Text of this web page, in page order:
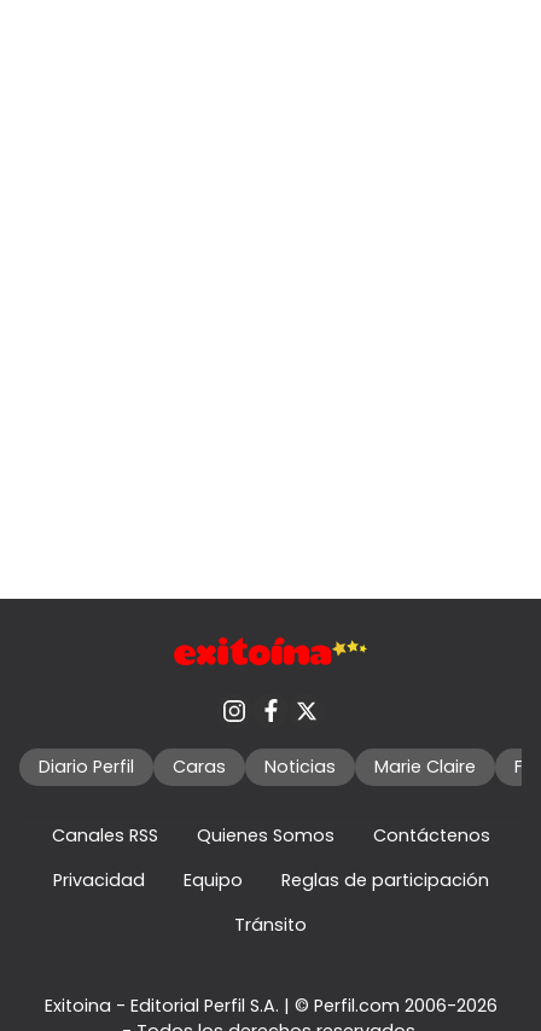
Diario Perfil Caras Noticias Marie Claire
Canales RSS Quienes Somos
Contáctenos
Privacidad
Equipo
Reglas de participación
Tránsito
Exitoina - Editorial Perfil S.A. | © Perfil.com 2006-2026